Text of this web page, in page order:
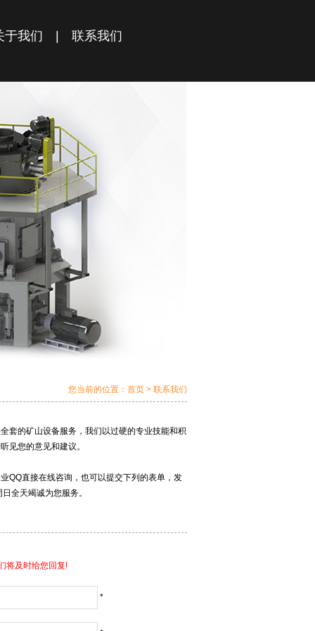
于我们 联系我们
您当前的位置： 首页 > 联系我们
套的矿山设备服务，我们以过硬的专业技能和积
见您的意见和建议。
QQ直接在线咨询 ，也可以提交下列的表单，发
全天竭诚为您服务。
将及时给您回复!
*